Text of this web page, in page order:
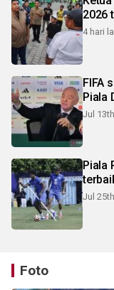
2026
4 hari
FIFA
Piala
Jul 13th
Piala
Jul 25th
Foto